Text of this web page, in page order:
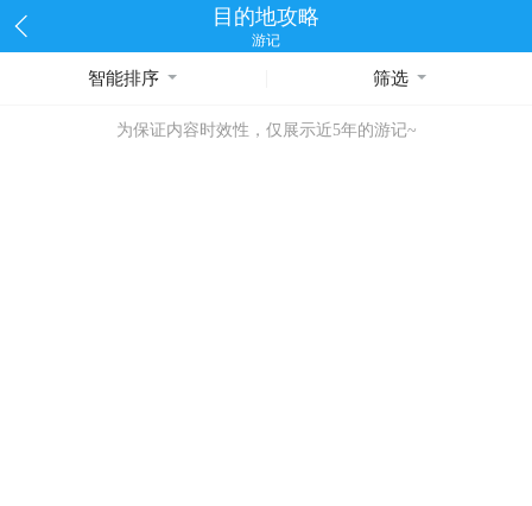
目的地攻略
游记
智能排序 筛选
为保证内容时效性，仅展示近5年的游记~